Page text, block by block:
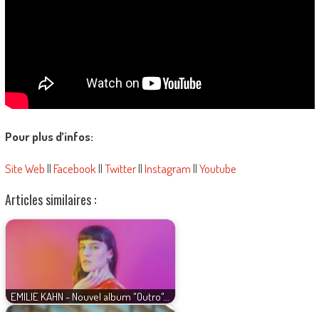
Pour plus d’infos:
Site Web||Facebook||Twitter||Instagram||Youtube
Articles similaires :
EMILIE KAHN - Nouvel album "Outro"…